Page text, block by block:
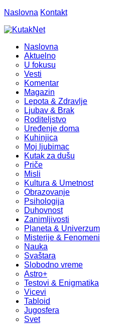
Naslovna Kontakt
Naslovna
Aktuelno
U fokusu
Vesti
Komentar
Magazin
Lepota & Zdravlje
Ljubav & Brak
Roditeljstvo
Uređenje doma
Kuhinjica
Moj ljubimac
Kutak za dušu
Priče
Misli
Kultura & Umetnost
Obrazovanje
Psihologija
Duhovnost
Zanimljivosti
Planeta & Univerzum
Misterije & Fenomeni
Nauka
Svaštara
Slobodno vreme
Astro+
Testovi & Enigmatika
Vicevi
Tabloid
Jugosfera
Svet